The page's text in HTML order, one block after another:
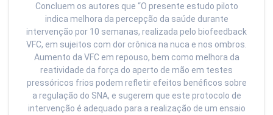
Concluem os autores que “O presente estudo piloto
indica melhora da percepção da saúde durante
intervenção por 10 semanas, realizada pelo biofeedback
VFC, em sujeitos com dor crônica na nuca e nos ombros.
Aumento da VFC em repouso, bem como melhora da
reatividade da força do aperto de mão em testes
pressóricos frios podem refletir efeitos benéficos sobre
a regulação do SNA, e sugerem que este protocolo de
intervenção é adequado para a realização de um ensaio